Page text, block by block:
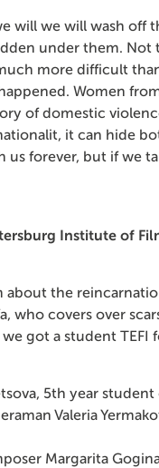
will we will wash off
under them. Not
more difficult
Women
of domestic
it can hide
us forever, but if we
Institute of
about the
who covers over
got a student TEFI
5th year
Valeria
Margarita